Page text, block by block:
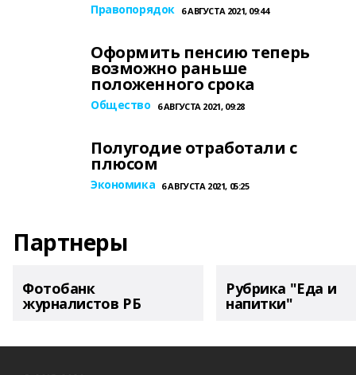
Правопорядок 6 АВГУСТА 2021, 09:44
Оформить пенсию теперь
возможно раньше
положенного срока
Общество 6 АВГУСТА 2021, 09:28
Полугодие отработали с
плюсом
Экономика 6 АВГУСТА 2021, 05:25
Партнеры
Фотобанк
журналистов РБ
Рубрика "Еда и
напитки"